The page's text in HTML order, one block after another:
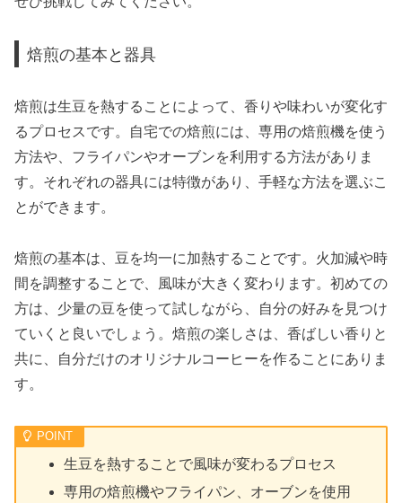
焙煎の基本と器具
焙煎は生豆を熱することによって、香りや味わいが変化す
るプロセスです。自宅での焙煎には、専用の焙煎機を使う
方法や、フライパンやオーブンを利用する方法がありま
す。それぞれの器具には特徴があり、手軽な方法を選ぶこ
とができます。
焙煎の基本は、豆を均一に加熱することです。火加減や時
間を調整することで、風味が大きく変わります。初めての
方は、少量の豆を使って試しながら、自分の好みを見つけ
ていくと良いでしょう。焙煎の楽しさは、香ばしい香りと
共に、自分だけのオリジナルコーヒーを作ることにありま
す。
生豆を熱することで風味が変わるプロセス
専用の焙煎機やフライパン、オーブンを使用